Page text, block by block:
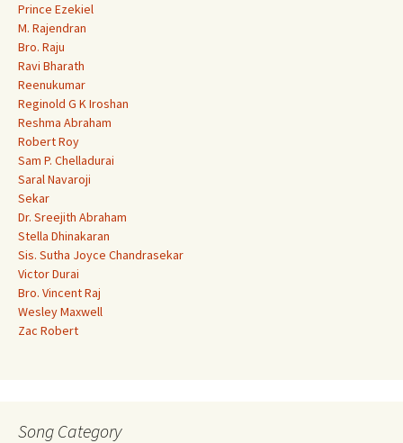
Prince Ezekiel
M. Rajendran
Bro. Raju
Ravi Bharath
Reenukumar
Reginold G K Iroshan
Reshma Abraham
Robert Roy
Sam P. Chelladurai
Saral Navaroji
Sekar
Dr. Sreejith Abraham
Stella Dhinakaran
Sis. Sutha Joyce Chandrasekar
Victor Durai
Bro. Vincent Raj
Wesley Maxwell
Zac Robert
Song Category